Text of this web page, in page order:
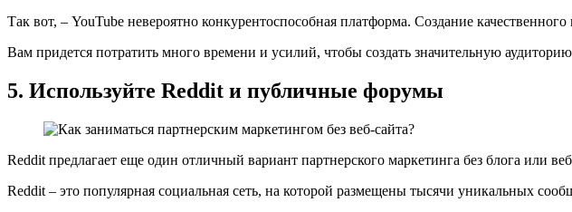
Так вот, – YouTube невероятно конкурентоспособная платформа. Создание
Вам придется потратить много времени и усилий, чтобы создать значительную
5. Используйте Reddit и публичные форумы
Reddit предлагает еще один отличный вариант партнерского маркетинга без блога или
Reddit – это популярная социальная сеть, на которой размещены тысячи уникальных